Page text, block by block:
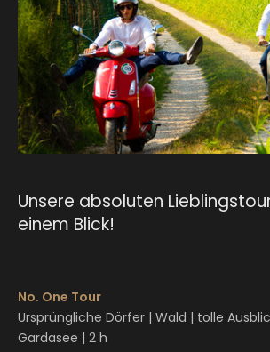
Unsere absoluten
einem Blick!
No. One Tour
Ursprüngliche Dörfer | Wald | tolle
Gardasee | 2 h